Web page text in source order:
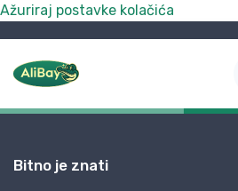
Ažuriraj postavke kolačića
Bitno je znati